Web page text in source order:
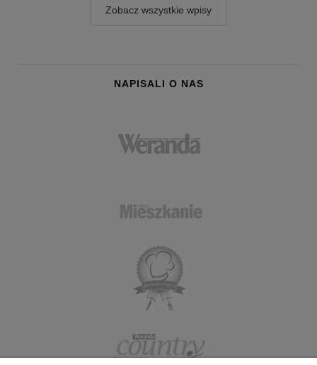
Zobacz wszystkie wpisy
NAPISALI O NAS